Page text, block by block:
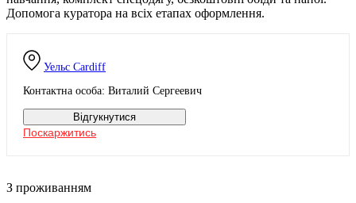
Уельс Cardiff
Контактна особа: Виталий Сергеевич
Відгукнутися
Поскаржитись
Допомога куратора на всіх етапах оформлення.
З проживанням